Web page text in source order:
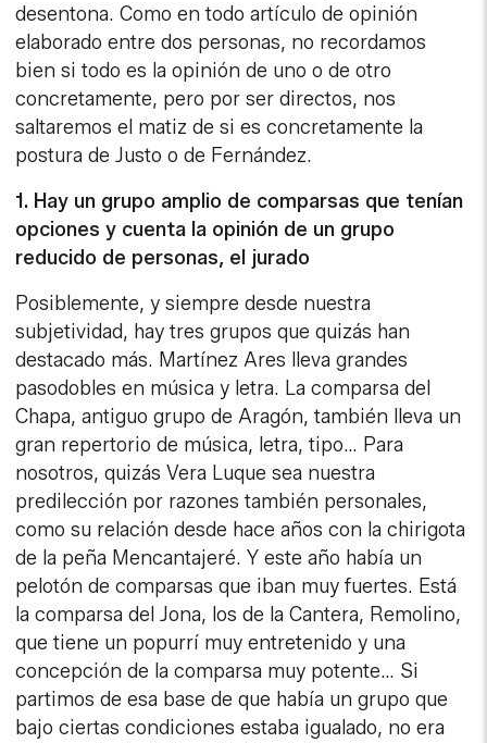
desentona. Como en todo artículo de opinión
elaborado entre dos personas, no recordamos
bien si todo es la opinión de uno o de otro
concretamente, pero por ser directos, nos
saltaremos el matiz de si es concretamente la
postura de Justo o de Fernández.
1. Hay un grupo amplio de comparsas que tenían
opciones y cuenta la opinión de un grupo
reducido de personas, el jurado
Posiblemente, y siempre desde nuestra
subjetividad, hay tres grupos que quizás han
destacado más. Martínez Ares lleva grandes
pasodobles en música y letra. La comparsa del
Chapa, antiguo grupo de Aragón, también lleva un
gran repertorio de música, letra, tipo… Para
nosotros, quizás Vera Luque sea nuestra
predilección por razones también personales,
como su relación desde hace años con la chirigota
de la peña Mencantajeré. Y este año había un
pelotón de comparsas que iban muy fuertes. Está
la comparsa del Jona, los de la Cantera, Remolino,
que tiene un popurrí muy entretenido y una
concepción de la comparsa muy potente… Si
partimos de esa base de que había un grupo que
bajo ciertas condiciones estaba igualado, no era